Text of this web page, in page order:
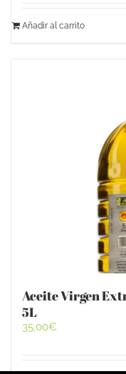
Añadir al carrito
Aceite Virgen
5L
35,00€